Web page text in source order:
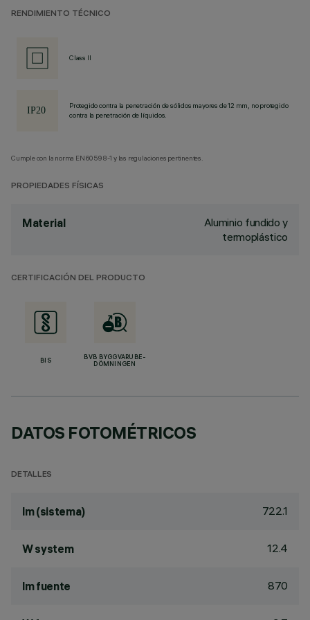
RENDIMIENTO TÉCNICO
Class II
Protegido contra la penetración de sólidos mayores de 12 mm, no protegido
contra la penetración de líquidos.
Cumple con la norma EN60598-1 y las regulaciones pertinentes.
PROPIEDADES FÍSICAS
Material
Aluminio fundido y
termoplástico
CERTIFICACIÓN DEL PRODUCTO
BIS
BVB BYGGVARUBE-
DÖMNINGEN
DATOS FOTOMÉTRICOS
DETALLES
lm (sistema) 722.1
W system 12.4
lm fuente 870